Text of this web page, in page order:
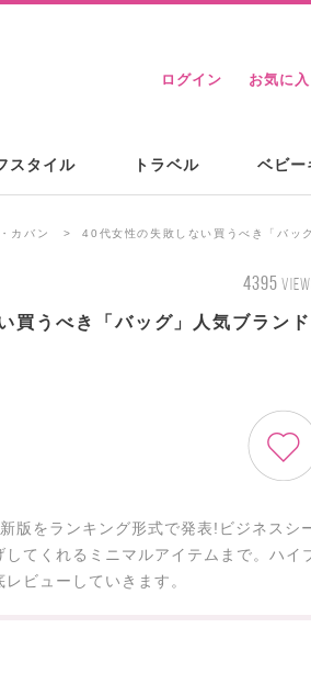
ログイン お気に
スタイル トラベル ベビー
カバン 40代女性の失敗しない買うべき「バッ
4395
買うべき「バッグ」人気ブランド
版をランキング形式で発表!ビジネスシ
てくれるミニマルアイテムまで。ハイ
ビューしていきます。